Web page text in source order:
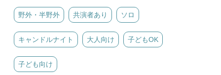
野外・半野外 共演者あり ソロ
キャンドルナイト 大人向け 子どもOK
子ども向け